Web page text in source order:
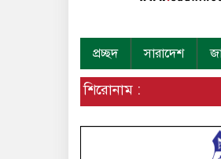
প্রচ্ছদ সারাদেশ
শিরোনাম :